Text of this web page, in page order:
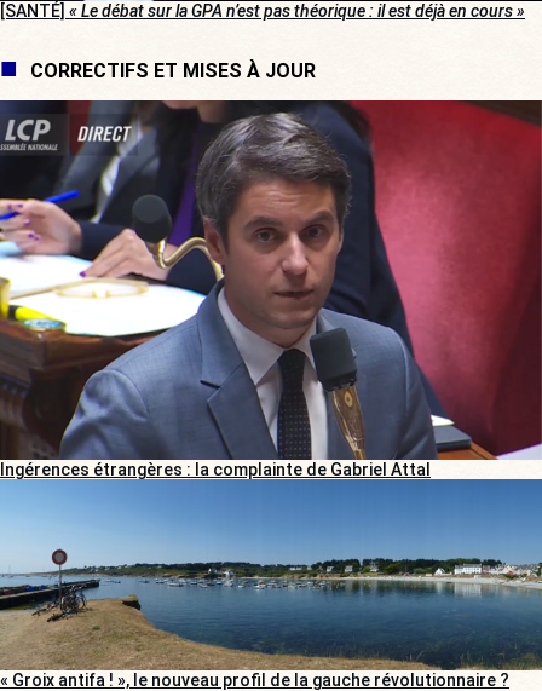
[SANTÉ] « Le débat sur la GPA n’est pas théorique : il est déjà en cours »
CORRECTIFS ET MISES À JOUR
Ingérences étrangères : la complainte de Gabriel Attal
« Groix antifa ! », le nouveau profil de la gauche révolutionnaire ?